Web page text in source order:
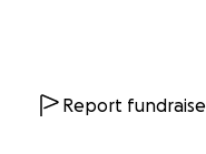
Report